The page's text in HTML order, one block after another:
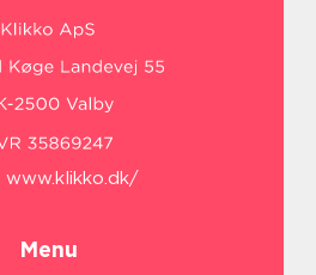
www.klikko.dk/
Menu